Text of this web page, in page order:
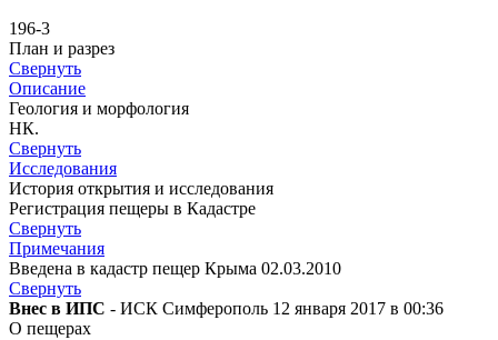
196-3
План и разрез
Свернуть
Описание
Геология и морфология
НК.
Свернуть
Исследования
История открытия и исследования
Регистрация пещеры в Кадастре
Свернуть
Примечания
Введена в кадастр пещер Крыма 02.03.2010
Свернуть
Внес в ИПС - ИСК Симферополь 12 января 2017 в 00:36
О пещерах